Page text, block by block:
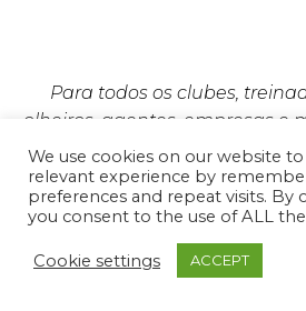
Para todos os clubes,
olheiros, agentes, empresas e
saber mais sobre os nossos
não hesitem em contactar-
mensagem privada
We use cookies on our website
relevant experience by
preferences and repeat visits. By
you consent to the use of ALL
Cookie settings ACCEPT